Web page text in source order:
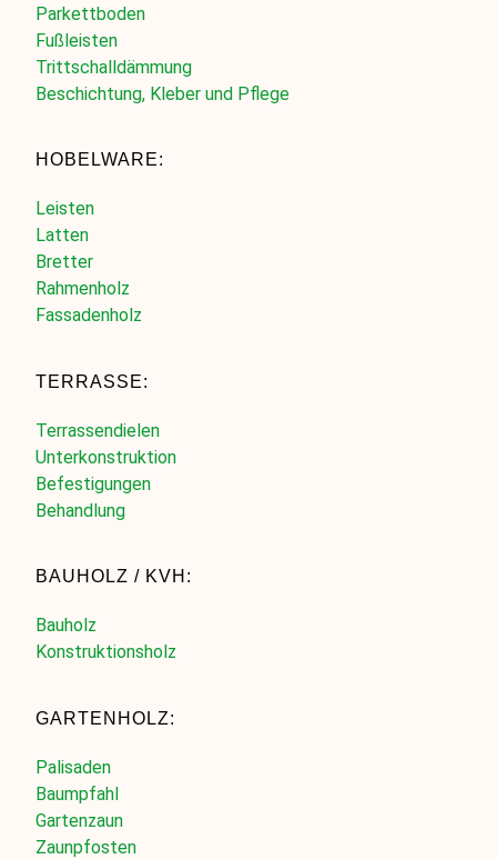
Parkettboden
Fußleisten
Trittschalldämmung
Beschichtung, Kleber und Pflege
HOBELWARE:
Leisten
Latten
Bretter
Rahmenholz
Fassadenholz
TERRASSE:
Terrassendielen
Unterkonstruktion
Befestigungen
Behandlung
BAUHOLZ / KVH:
Bauholz
Konstruktionsholz
GARTENHOLZ:
Palisaden
Baumpfahl
Gartenzaun
Zaunpfosten